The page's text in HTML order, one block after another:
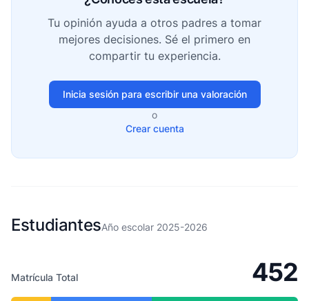
Tu opinión ayuda a otros padres a tomar
mejores decisiones. Sé el primero en
compartir tu experiencia.
Inicia sesión para escribir una valoración
o
Crear cuenta
EstudiantesAño escolar 2025-2026
Matrícula Total 452